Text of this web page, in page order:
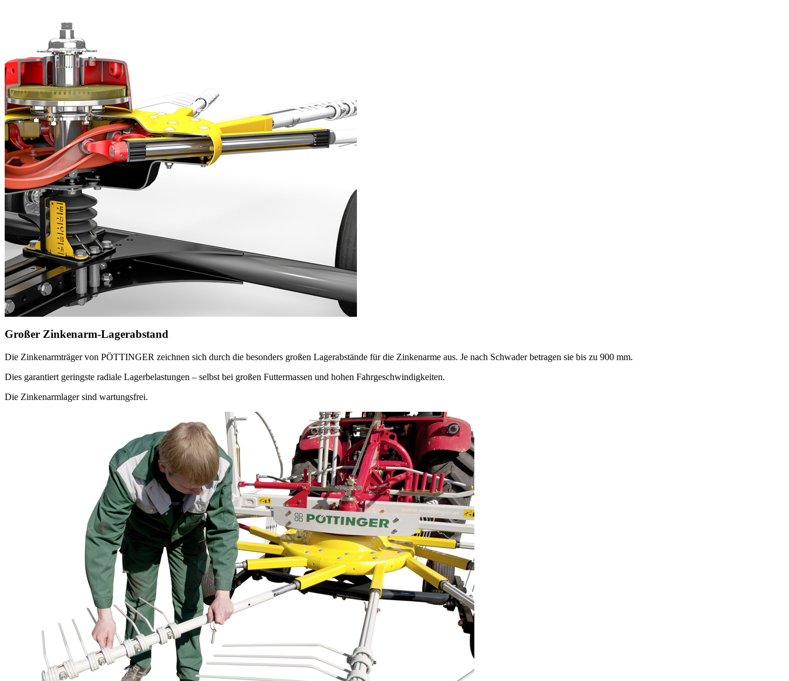
Großer Zinkenarm-Lagerabstand
Die Zinkenarmträger von PÖTTINGER zeichnen sich durch die besonders großen Lagerabstände für die Zinkenarme aus. Je nach Schwader betragen sie bis zu 900 mm.
Dies garantiert geringste radiale Lagerbelastungen – selbst bei großen Futtermassen und hohen Fahrgeschwindigkeiten.
Die Zinkenarmlager sind wartungsfrei.